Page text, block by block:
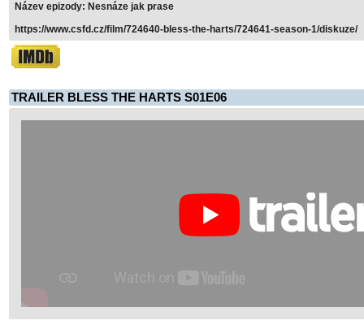
Název epizody: Nesnáze jak prase
https://www.csfd.cz/film/724640-bless-the-harts/724641-season-1/diskuze/
TRAILER BLESS THE HARTS S01E06